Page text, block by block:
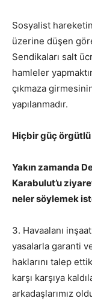
Sosyalist
üzerine düşen
Sendikaları salt
hamleler
çıkmaza
yapılanmadır.
Hiçbir güç
Yakın zamanda
Karabulut’u
neler söylemek
3. Havaalanı
yasalarla garanti
haklarını talep
karşı karşıya
arkadaşlarımız